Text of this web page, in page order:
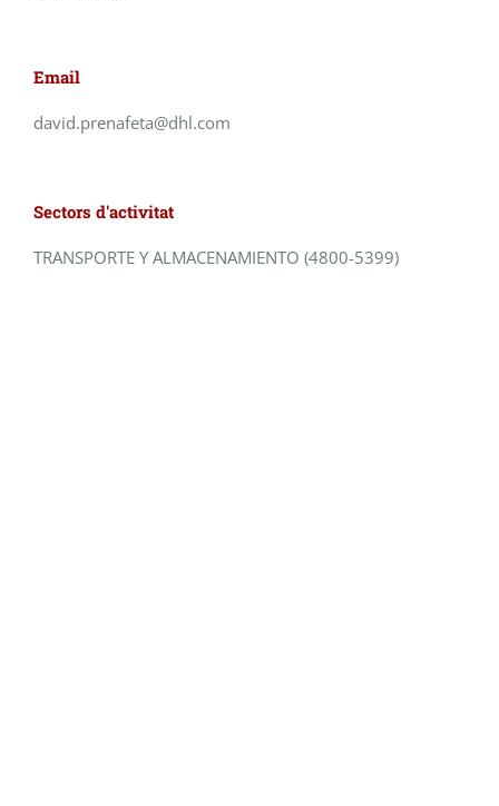
Email
david.prenafeta@dhl.com
Sectors d'activitat
TRANSPORTE Y ALMACENAMIENTO (4800-5399)